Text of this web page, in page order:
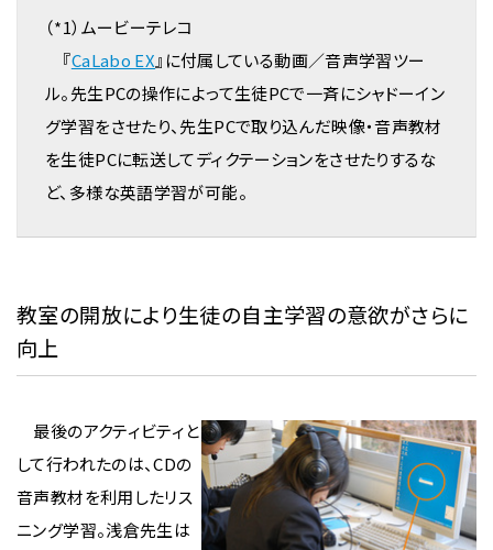
（*1）ムービーテレコ
『CaLabo EX』に付属している動画／音声学習ツー
ル。先生PCの操作によって生徒PCで一斉にシャドーイン
グ学習をさせたり、先生PCで取り込んだ映像・音声教材
を生徒PCに転送してディクテーションをさせたりするな
ど、多様な英語学習が可能。
教室の開放により生徒の自主学習の意欲がさらに
向上
最後のアクティビティと
して行われたのは、CDの
音声教材を利用したリス
ニング学習。浅倉先生は